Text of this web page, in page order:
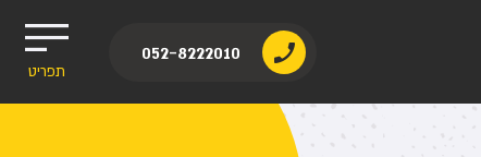
052-8222010
תפריט